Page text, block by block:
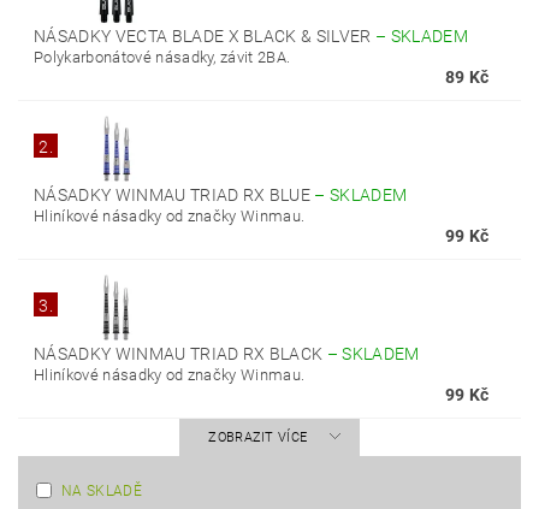
NÁSADKY VECTA BLADE X BLACK & SILVER – SKLADEM
Polykarbonátové násadky, závit 2BA.
89 Kč
2.
NÁSADKY WINMAU TRIAD RX BLUE –SKLADEM
Hliníkové násadky od značky Winmau.
99 Kč
3.
NÁSADKY WINMAU TRIAD RX BLACK –SKLADEM
Hliníkové násadky od značky Winmau.
99 Kč
ZOBRAZIT VÍCE
NA SKLADĚ